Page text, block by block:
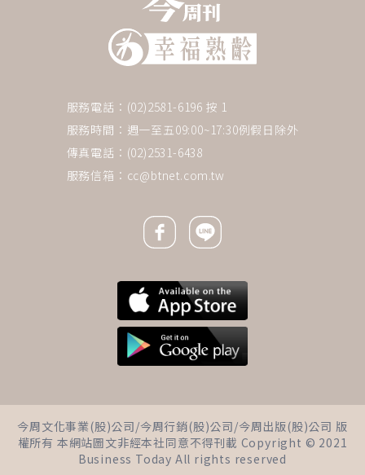
下一則 ＋
人到中年，學會「跨出」是很精
彩的選擇！旅行教我的事：屬於
你的快樂，就該好好珍惜
服務電話：(02)2581-6196 按 1
服務時間：週一至五09:00~17:30例假日除外
傳真電話：(02)2531-6438
服務信箱： cc@btnet.com.tw
Facebook icon
Line icon
今周文化事業(股)公司/今周行銷(股)公司/今周出版(股)公司 版
權所有 本網站圖文非經本社同意不得刊載 Copyright © 2021
Business Today All rights reserved